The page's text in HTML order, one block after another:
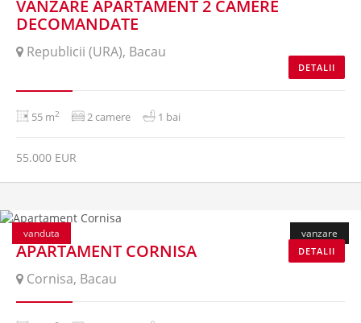
VANZARE APARTAMENT 2 CAMERE
DECOMANDATE
Republicii (URA), Bacau
DETALII
55 m2 2 camere 1 bai
55.000 EUR
vanduta vanzare
APARTAMENT CORNISA
Cornisa, Bacau
DETALII